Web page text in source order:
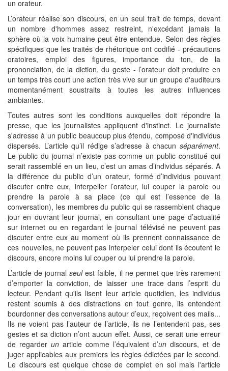
un orateur.
L’orateur réalise son discours, en un seul trait de temps, devant
un nombre d'hommes assez restreint, n'excédant jamais la
sphère où la voix humaine peut être entendue. Selon des règles
spécifiques que les traités de rhétorique ont codifié - précautions
oratoires, emploi des figures, importance du ton, de la
prononciation, de la diction, du geste - l’orateur doit produire en
un temps très court une action très vive sur un groupe d'auditeurs
momentanément soustraits à toutes les autres influences
ambiantes.
Toutes autres sont les conditions auxquelles doit répondre la
presse, que les journalistes appliquent d'instinct. Le journaliste
s'adresse à un public beaucoup plus étendu, composé d'individus
dispersés. L’article qu’il rédige s’adresse à chacun séparément.
Le public du journal n’existe pas comme un public constitué qui
serait rassemblé en un lieu, c’est un amas d’individus séparés. A
la différence du public d’un orateur, formé d’individus pouvant
discuter entre eux, interpeller l’orateur, lui couper la parole ou
prendre la parole à sa place (ce qui est l’essence de la
conversation), les membres du public qui se rassemblent chaque
jour en ouvrant leur journal, en consultant une page d’actualité
sur internet ou en regardant le journal télévisé ne peuvent pas
discuter entre eux au moment où ils prennent connaissance de
ces nouvelles, ne peuvent pas interpeler celui dont ils écoutent le
discours, encore moins lui couper ou lui prendre la parole.
L’article de journalseulest faible, il ne permet que très rarement
d’emporter la conviction, de laisser une trace dans l’esprit du
lecteur. Pendant qu'ils lisent leur article quotidien, les individus
restent soumis à des distractions en tout genre, ils entendent
bourdonner des conversations autour d’eux, reçoivent des mails...
Ils ne voient pas l’auteur de l’article, ils ne l’entendent pas, ses
gestes et sa diction n’ont aucun effet. Aussi, ce serait une erreur
de regarder un article comme l’équivalent d’un discours, et de
juger applicables aux premiers les règles édictées par le second.
Le discours est quelque chose de complet en soi mais l'article